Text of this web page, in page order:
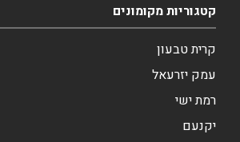
קטגוריות מקומונים
קרית טבעון
עמק יזרעאל
רמת ישי
יקנעם